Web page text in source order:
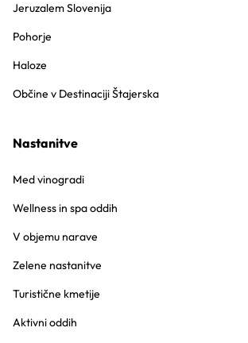
Jeruzalem Slovenija
Pohorje
Haloze
Občine v Destinaciji Štajerska
Nastanitve
Med vinogradi
Wellness in spa oddih
V objemu narave
Zelene nastanitve
Turistične kmetije
Aktivni oddih